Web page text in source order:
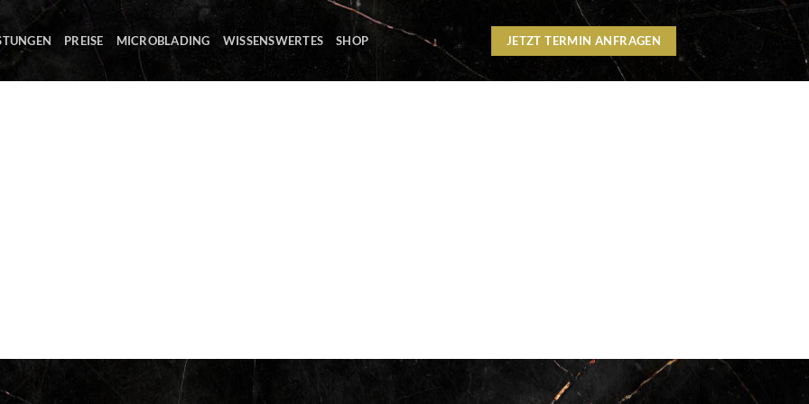
PREISE MICROBLADING WISSENSWERTES SHOP JETZT TERMIN ANFRAGEN